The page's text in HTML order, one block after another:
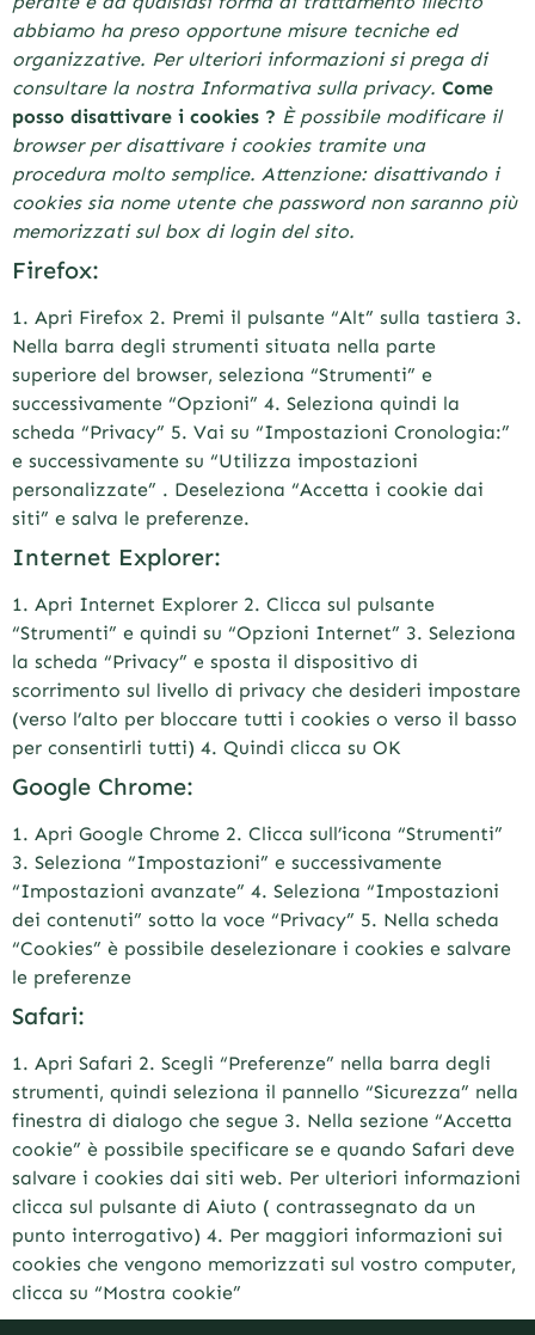
abbiamo ha preso opportune misure tecniche ed
organizzative. Per ulteriori informazioni si prega di
consultare la nostra Informativa sulla privacy. Come
posso disattivare i cookies ? È possibile modificare il
browser per disattivare i cookies tramite una
procedura molto semplice. Attenzione: disattivando i
cookies sia nome utente che password non saranno più
memorizzati sul box di login del sito.
Firefox:
1. Apri Firefox 2. Premi il pulsante “Alt” sulla tastiera 3.
Nella barra degli strumenti situata nella parte
superiore del browser, seleziona “Strumenti” e
successivamente “Opzioni” 4. Seleziona quindi la
scheda “Privacy” 5. Vai su “Impostazioni Cronologia:”
e successivamente su “Utilizza impostazioni
personalizzate” . Deseleziona “Accetta i cookie dai
siti” e salva le preferenze.
Internet Explorer:
1. Apri Internet Explorer 2. Clicca sul pulsante
“Strumenti” e quindi su “Opzioni Internet” 3. Seleziona
la scheda “Privacy” e sposta il dispositivo di
scorrimento sul livello di privacy che desideri impostare
(verso l’alto per bloccare tutti i cookies o verso il basso
per consentirli tutti) 4. Quindi clicca su OK
Google Chrome:
1. Apri Google Chrome 2. Clicca sull’icona “Strumenti”
3. Seleziona “Impostazioni” e successivamente
“Impostazioni avanzate” 4. Seleziona “Impostazioni
dei contenuti” sotto la voce “Privacy” 5. Nella scheda
“Cookies” è possibile deselezionare i cookies e salvare
le preferenze
Safari:
1. Apri Safari 2. Scegli “Preferenze” nella barra degli
strumenti, quindi seleziona il pannello “Sicurezza” nella
finestra di dialogo che segue 3. Nella sezione “Accetta
cookie” è possibile specificare se e quando Safari deve
salvare i cookies dai siti web. Per ulteriori informazioni
clicca sul pulsante di Aiuto ( contrassegnato da un
punto interrogativo) 4. Per maggiori informazioni sui
cookies che vengono memorizzati sul vostro computer,
clicca su “Mostra cookie”